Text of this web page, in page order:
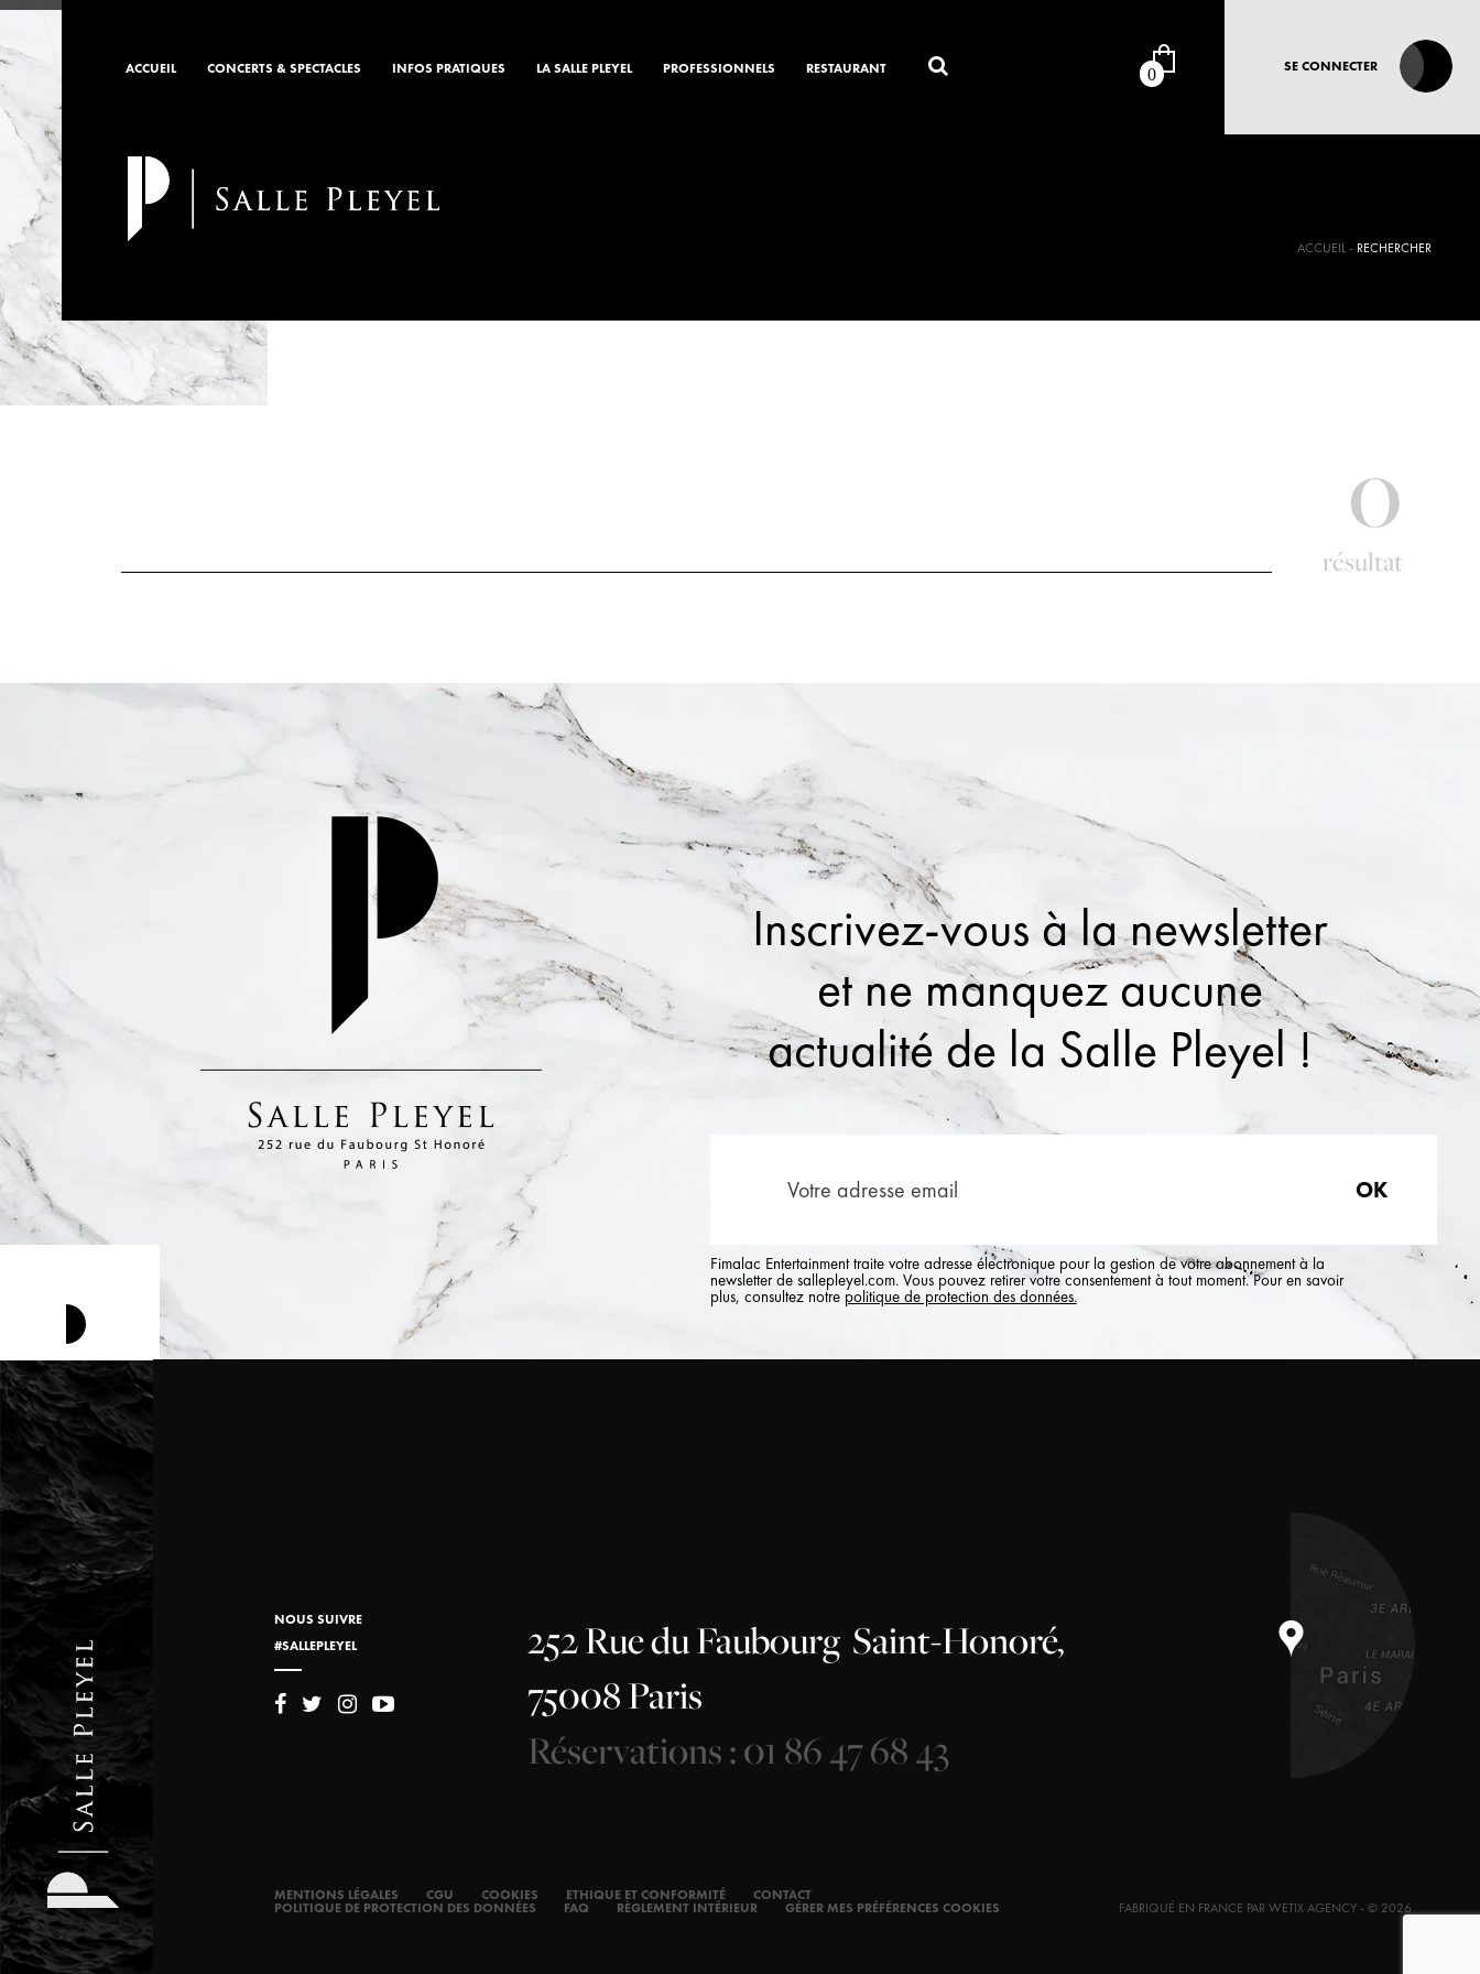
ACCUEIL CONCERTS & SPECTACLES INFOS PRATIQUES LA SALLE PLEYEL PROFESSIONNELS RESTAURANT 0 SE CONNECTER
ACCUEIL RECHERCHER
0
résultat
Inscrivez-vous à la newsletter
et ne manquez aucune
actualité de la Salle Pleyel !
Fimalac Entertainment traite votre adresse électronique pour la gestion de votre abonnement à la
newsletter de sallepleyel.com. Vous pouvez retirer votre consentement à tout moment. Pour en savoir
plus, consultez notre politique de protection des données.
NOUS SUIVRE
#SALLEPLEYEL
252 Rue du Faubourg Saint-Honoré,
75008 Paris
Réservations : 01 86 47 68 43
MENTIONS LÉGALES CGU COOKIES ETHIQUE ET CONFORMITÉ CONTACT
POLITIQUE DE PROTECTION DES DONNÉES FAQ RÈGLEMENT INTÉRIEUR GÉRER MES PRÉFÉRENCES COOKIES FABRIQUÉ EN FRANCE PAR WETIX AGENCY - © 2026